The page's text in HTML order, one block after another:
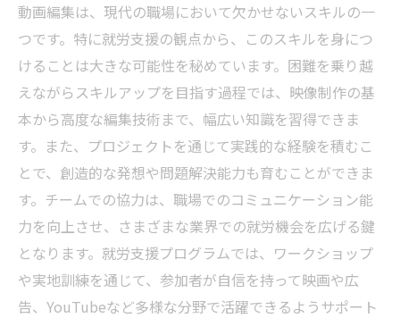
動画編集は、現代の職場において欠かせないスキルの一
つです。特に就労支援の観点から、このスキルを身につ
けることは大きな可能性を秘めています。困難を乗り越
えながらスキルアップを目指す過程では、映像制作の基
本から高度な編集技術まで、幅広い知識を習得できま
す。また、プロジェクトを通じて実践的な経験を積むこ
とで、創造的な発想や問題解決能力も育むことができま
す。チームでの協力は、職場でのコミュニケーション能
力を向上させ、さまざまな業界での就労機会を広げる鍵
となります。就労支援プログラムでは、ワークショップ
や実地訓練を通じて、参加者が自信を持って映画や広
告、YouTubeなど多様な分野で活躍できるようサポート